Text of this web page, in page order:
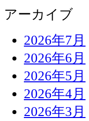
アーカイブ
2026年7月
2026年6月
2026年5月
2026年4月
2026年3月